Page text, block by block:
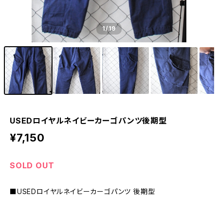
1/19
USEDロイヤルネイビーカーゴパンツ後期型
¥7,150
SOLD OUT
■USEDロイヤルネイビーカーゴパンツ 後期型